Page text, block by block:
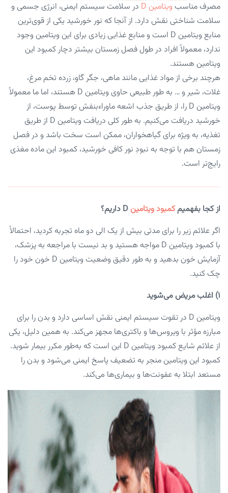
مصرف مناسب ویتامین D
در سلامت سیستم ایمنی، انرژی جسمی و
سلامت شناختی نقش دارد. از آنجا که نور خورشید یکی از قوی‌ترین
منابع ویتامین D است و منابع غذایی زیادی برای این ویتامین وجود
ندارد، معمولاً افراد در طول فصل زمستان بیشتر دچار کمبود این
ویتامین هستند.
هرچند برخی از مواد غذایی مانند ماهی، جگر گاو، زرده تخم مرغ،
غلات، شیر و … به طور طبیعی حاوی ویتامین D هستند، اما ما معمولاً
ویتامین D را، از طریق جذب اشعه ماوراءبنفش توسط پوست، از
خورشید دریافت می‌کنیم. به طور کلی دریافت ویتامین D از طریق
تغذیه، به ویژه برای گیاهخواران، ممکن است سخت باشد و در فصل
زمستان هم با توجه به نبودِ نور کافی خورشید، کمبود این ماده مغذی
رایج‌تر است.
از کجا بفهمیمکمبود ویتامین D داریم؟
اگر علائم زیر را برای مدتی بیش از یک الی دو ماه تجربه کردید، احتمالاً
با کمبود ویتامین D مواجه هستید و بد نیست با مراجعه به پزشک،
آزمایش خون بدهید و به طور دقیق وضعیت ویتامین D خون خود را
چک کنید.
۱) اغلب مریض می‌شوید
ویتامین D در تقوت سیستم ایمنی نقش اساسی دارد و بدن را برای
مبارزه مؤثر با ویروس‌ها و باکتری‌ها مجهز می‌کند. به همین دلیل، یکی
از علائم شایع کمبود ویتامین D این است که به‌طور مکرر بیمار شوید.
کمبود این ویتامین منجر به تضعیف پاسخ ایمنی می‌شود و بدن را
مستعد ابتلا به عفونت‌ها و بیماری‌ها می‌کند.